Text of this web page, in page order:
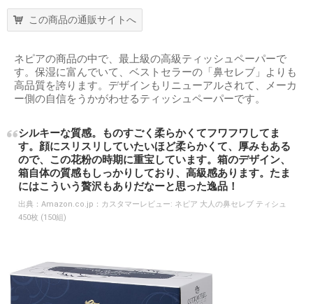
この商品の通販サイトへ
ネピアの商品の中で、最上級の高級ティッシュペーパーで
す。保湿に富んでいて、ベストセラーの「鼻セレブ」よりも
高品質を誇ります。デザインもリニューアルされて、メーカ
ー側の自信をうかがわせるティッシュペーパーです。
シルキーな質感。ものすごく柔らかくてフワフワしてま
す。顔にスリスリしていたいほど柔らかくて、厚みもある
ので、この花粉の時期に重宝しています。箱のデザイン、
箱自体の質感もしっかりしており、高級感あります。たま
にはこういう贅沢もありだなーと思った逸品！
出典： Amazon.co.jp：カスタマーレビュー: ネピア 大人の鼻セレブ ティシュ
450枚 (150組)